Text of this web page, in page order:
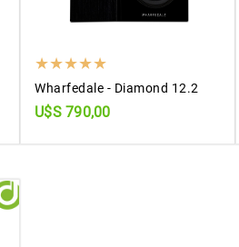
Wharfedale - Diamond 12.2
U$S 790,00